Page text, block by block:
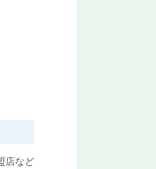
店など